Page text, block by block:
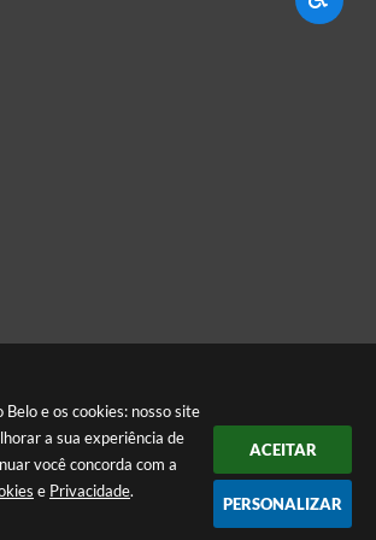
e os cookies: nosso site
a sua experiência de
você concorda com a
e Privacidade.
ACEITAR
PERSONALIZAR